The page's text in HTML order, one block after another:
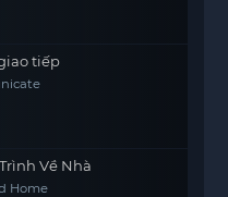
tiếp
Về Nhà
Home